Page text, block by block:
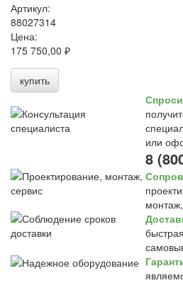
Артикул:
88027314
Цена:
175 750,00 ₽
купить
или
8